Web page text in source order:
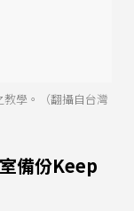
學。（翻攝自台灣
備份Keep